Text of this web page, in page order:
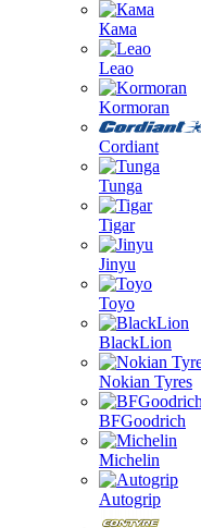
Кама
Leao
Kormoran
Cordiant
Tunga
Tigar
Jinyu
Toyo
BlackLion
Nokian Tyres
BFGoodrich
Michelin
Autogrip